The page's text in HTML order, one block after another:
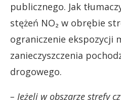
publicznego. Jak
stężeń NO₂ w obrębie
ograniczenie ekspozycji
zanieczyszczenia
drogowego.
– Jeżeli w obszarze strefy